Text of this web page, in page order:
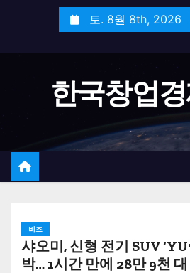
토. 8월 8th, 2026
한국창업
비즈
샤오미, 신형 전기 SUV
박… 1시간 만에 28만 9천